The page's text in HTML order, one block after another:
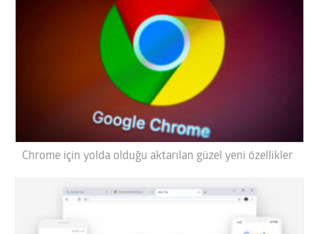
Chrome için yolda olduğu aktarılan güzel yeni özellikler